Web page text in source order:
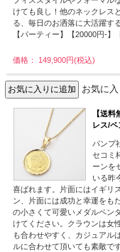
けても良し！他のネックレス
る、毎日のお洒落に大活躍す
【パーティー】【20000円-】
価格： 149,900円(税込)
お気に
【送
レス/
パンプ
セコミ
ーンを
いる昨
喜ばれます。片面にはイギリ
ン、片面には成功と幸運をも
の小さくて可愛いメダルペン
けてください。クラウンは女
も合わせやすく、カジュアル
ルに合わせて頂いても素敵で